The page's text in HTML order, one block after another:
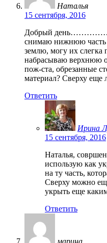
Наталья
15 сентября, 2016
Добрый
снимаю нижнюю часть
землю, могу их слегка
набрасываю верхнюю
пож-ста, обрезанные
материал? Сверху еще
Ответить
Ирина
15 сентября, 2016
Наталья,
использую как
на ту часть,
Сверху можно
укрыть еще
Ответить
марина